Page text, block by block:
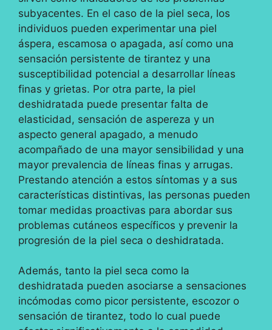
subyacentes. En el caso de la piel seca, los
individuos pueden experimentar una piel
áspera, escamosa o apagada, así como una
sensación persistente de tirantez y una
susceptibilidad potencial a desarrollar líneas
finas y grietas. Por otra parte, la piel
deshidratada puede presentar falta de
elasticidad, sensación de aspereza y un
aspecto general apagado, a menudo
acompañado de una mayor sensibilidad y una
mayor prevalencia de líneas finas y arrugas.
Prestando atención a estos síntomas y a sus
características distintivas, las personas pueden
tomar medidas proactivas para abordar sus
problemas cutáneos específicos y prevenir la
progresión de la piel seca o deshidratada.
Además, tanto la piel seca como la
deshidratada pueden asociarse a sensaciones
incómodas como picor persistente, escozor o
sensación de tirantez, todo lo cual puede